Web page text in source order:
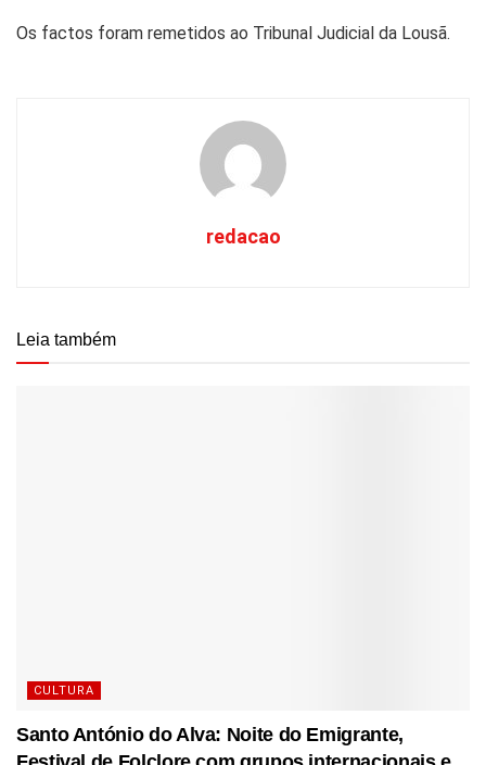
Os factos foram remetidos ao Tribunal Judicial da Lousã.
redacao
Leia também
CULTURA
Santo António do Alva: Noite do Emigrante,